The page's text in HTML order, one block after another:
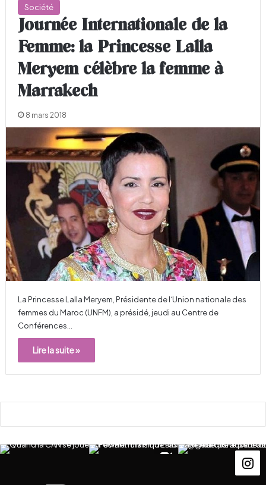
Société
Journée Internationale de la
Femme: la Princesse Lalla
Meryem célèbre la femme à
Marrakech
8 mars 2018
La Princesse Lalla Meryem, Présidente de l‘Union nationale des
femmes du Maroc (UNFM), a présidé, jeudi au Centre de
Conférences…
Lire la suite »